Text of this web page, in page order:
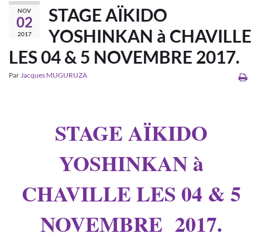
NOV
02
2017
STAGE AÏKIDO
YOSHINKAN à CHAVILLE
LES 04 & 5 NOVEMBRE 2017.
ParJacques MUGURUZA
STAGE AÏKIDO
YOSHINKAN à
CHAVILLE LES 04 & 5
NOVEMBRE 2017.